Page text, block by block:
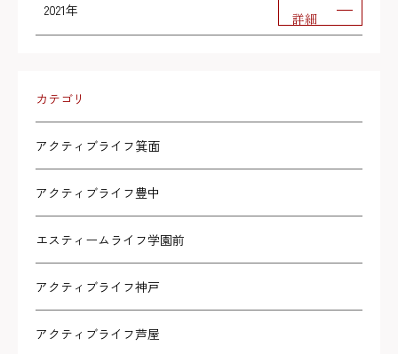
2021年 詳細
カテゴリ
アクティブライフ箕面
アクティブライフ豊中
エスティームライフ学園前
アクティブライフ神戸
アクティブライフ芦屋